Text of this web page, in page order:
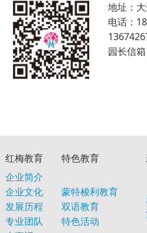
地址：
电话：
园长信箱
红梅教育 特色教育
企业简介
企业文化
发展历程
专业团队
蒙特梭利教育
双语教育
特色活动